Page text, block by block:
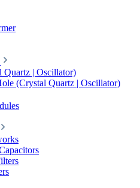
Quartz | Oscillator)
(Crystal Quartz | Oscillator)